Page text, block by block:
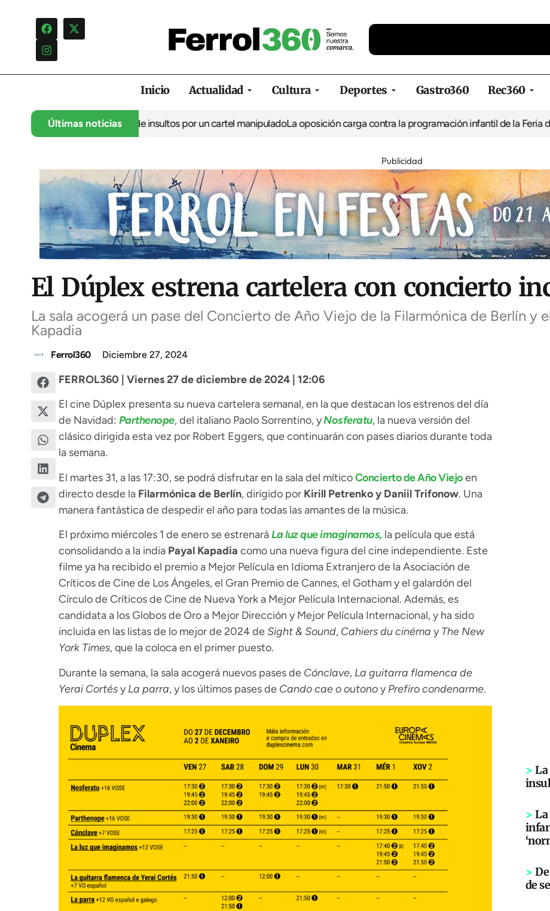
Inicio Actualidad Cultura Deportes Gastro360 Rec360
Últimas noticias
denuncia una campaña de insultos por un cartel manipuladoLa oposición carga contra la programación infantil de la Feria de la
Publicidad
El Dúplex estrena cartelera con concierto
La sala acogerá un pase del Concierto de Año Viejo de la Filarmónica de Berlín y
Kapadia
Ferrol360 Diciembre 27, 2024
FERROL360 | Viernes 27 de diciembre de 2024 | 12:06
El cine Dúplex presenta su nueva cartelera semanal, en la que destacan los estrenos del día
de Navidad: Parthenope, del italiano Paolo Sorrentino, yNosferatu, la nueva versión del
clásico dirigida esta vez por Robert Eggers, que continuarán con pases diarios durante toda
la semana.
El martes 31, a las 17:30, se podrá disfrutar en la sala del míticoConcierto de Año Viejoen
directo desde la Filarmónica de Berlín, dirigido porKirill Petrenko y Daniil Trifonow. Una
manera fantástica de despedir el año para todas las amantes de la música.
El próximo miércoles 1 de enero se estrenaráLa luz que imaginamos, la película que está
consolidando a la india Payal Kapadia como una nueva figura del cine independiente. Este
filme ya ha recibido el premio a Mejor Película en Idioma Extranjero de la Asociación de
Críticos de Cine de Los Ángeles, el Gran Premio de Cannes, el Gotham y el galardón del
Círculo de Críticos de Cine de Nueva York a Mejor Película Internacional. Además, es
candidata a los Globos de Oro a Mejor Dirección y Mejor Película Internacional, y ha sido
incluida en las listas de lo mejor de 2024 deSight & Sound, Cahiers du cinéma y The New
York Times, que la coloca en el primer puesto.
Durante la semana, la sala acogerá nuevos pases de Cónclave, La guitarra flamenca de
Yerai Cortésy La parra, y los últimos pases de Cando cae o outonoy Prefiro condenarme.
>
>
>
de